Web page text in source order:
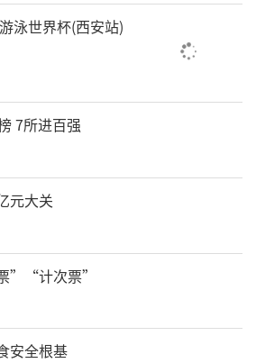
泳世界杯(西安站)
7所进百强
元大关
”“计次票”
安全根基